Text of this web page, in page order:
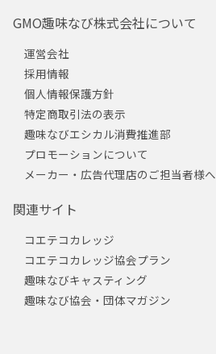
GMO趣味なび株式会社について
運営会社
採用情報
個人情報保護方針
特定商取引法の表示
趣味なびエシカル消費推進部
プロモーションについて
メーカー・広告代理店のご担当者様へ
関連サイト
コエテコカレッジ
コエテコカレッジ協会プラン
趣味なびキャスティング
趣味なび協会・団体マガジン